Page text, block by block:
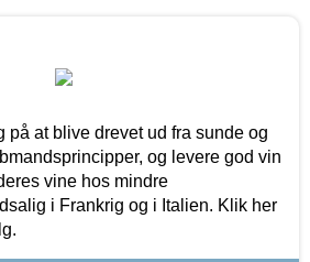
på at blive drevet ud fra sunde og
og levere god vin
vine hos mindre
i Frankrig og i Italien. Klik her